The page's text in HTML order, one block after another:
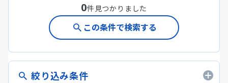
0件見つかりました
この条件で検索する
絞り込み条件